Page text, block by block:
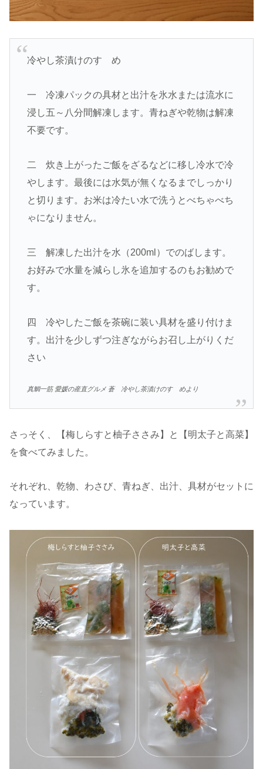
冷やし茶漬けのすゝめ
一 冷凍パックの具材と出汁を氷水または流水に
浸し五～八分間解凍します。青ねぎや乾物は解凍
不要です。
二 炊き上がったご飯をざるなどに移し冷水で冷
やします。最後には水気が無くなるまでしっかり
と切ります。お米は冷たい水で洗うとべちゃべち
ゃになりません。
三 解凍した出汁を水（200ml）でのばします。
お好みで水量を減らし氷を追加するのもお勧めで
す。
四 冷やしたご飯を茶碗に装い具材を盛り付けま
す。出汁を少しずつ注ぎながらお召し上がりくだ
さい
真鯛一筋 愛媛の産直グルメ 蒼 冷やし茶漬けのすゝめより
さっそく、【梅しらすと柚子ささみ】と【明太子と高菜】
を食べてみました。
それぞれ、乾物、わさび、青ねぎ、出汁、具材がセットに
なっています。